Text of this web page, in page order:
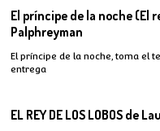
El príncipe de la noche (El
Palphreyman
El príncipe de la noche, toma el
entrega
EL REY DE LOS LOBOS de